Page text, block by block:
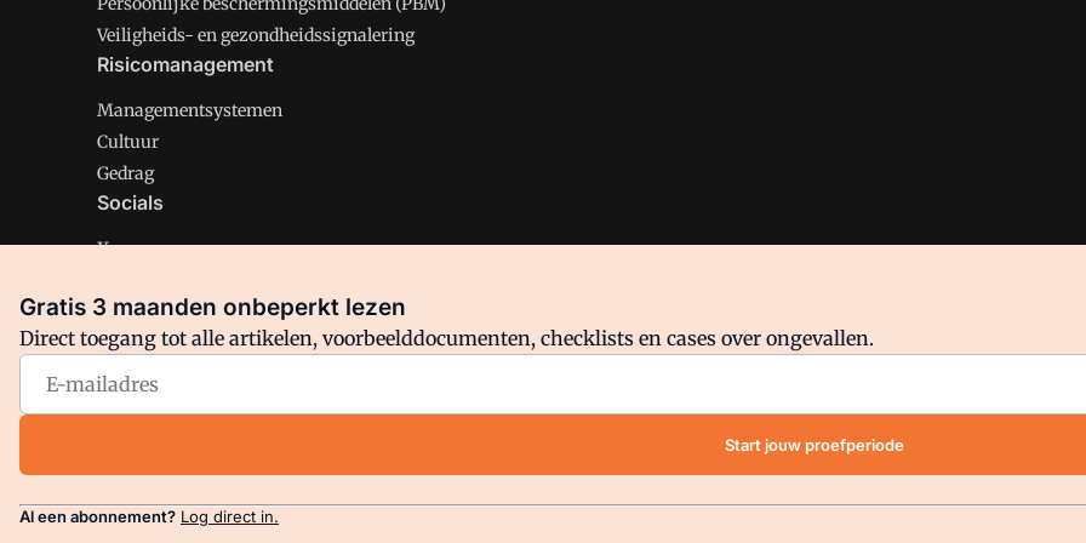
Veiligheids- en gezondheidssignalering
Risicomanagement
Managementsystemen
Cultuur
Gedrag
Socials
X
Facebook
Arbo is onderdeel van VMN media. Lees inons manifestwaar VMN media voor staat. Op gebruik van deze site zijn de
Gratis 3 maanden onbeperkt lezen
Direct toegang tot alle artikelen, voorbeelddocumenten, checklists en cases over ongevallen.
Start jouw proefperiode
Al een abonnement? Log direct in.